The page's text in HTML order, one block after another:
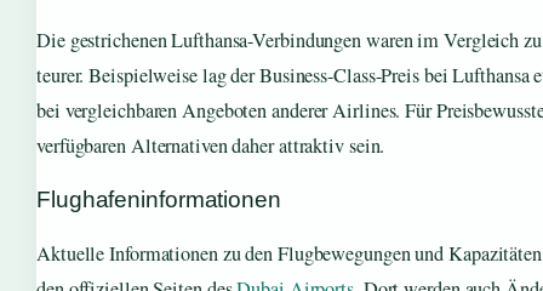
Die gestrichenen Lufthansa-Verbindungen waren im Vergleich
teurer. Beispielweise lag der Business-Class-Preis bei Lufthansa
bei vergleichbaren Angeboten anderer Airlines. Für
verfügbaren Alternativen daher attraktiv sein.
Flughafeninformationen
Aktuelle Informationen zu den Flugbewegungen und